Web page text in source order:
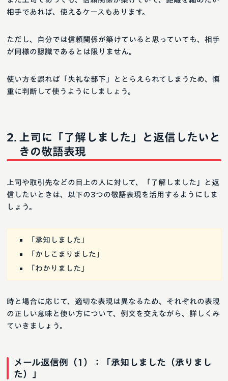
相手であれば、使えるケースもあります。
ただし、自分では信頼関係が築けていると思っていても、相手
が同様の認識であるとは限りません。
使い方を誤れば「失礼な部下」ととらえられてしまうため、慎
重に判断して使うようにしましょう。
上司に「了解しました」と返信したいと
きの敬語表現
上司や取引先などの目上の人に対して、「了解しました」と返
信したいときは、以下の3つの敬語表現を活用するようにしま
しょう。
「承知しました」
「かしこまりました」
「わかりました」
時と場合に応じて、適切な表現は異なるため、それぞれの表現
の正しい意味と使い方について、例文を交えながら、詳しくみ
ていきましょう。
メール返信例（1）：「承知しました（承りまし
た）」